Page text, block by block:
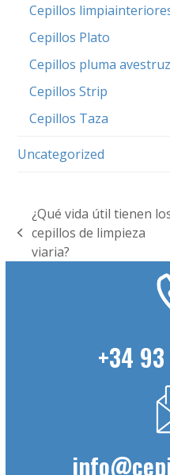
Cepillos
Cepillos Plato
Cepillos pluma avestruz
Cepillos Strip
Cepillos Taza
Uncategorized
previous
post:
¿Qué vida útil tienen
cepillos de limpieza
viaria?
+34